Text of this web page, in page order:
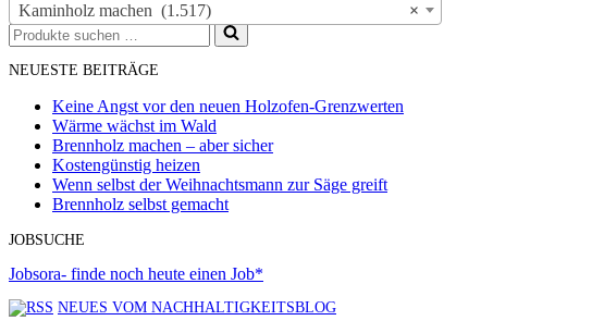
×
Kaminholz machen (1.517)
Suchen
nach …
NEUESTE BEITRÄGE
Keine Angst vor den neuen Holzofen-Grenzwerten
Wärme wächst im Wald
Brennholz machen – aber sicher
Kostengünstig heizen
Wenn selbst der Weihnachtsmann zur Säge greift
Brennholz selbst gemacht
JOBSUCHE
Jobsora- finde noch heute einen Job*
NEUES VOM NACHHALTIGKEITSBLOG